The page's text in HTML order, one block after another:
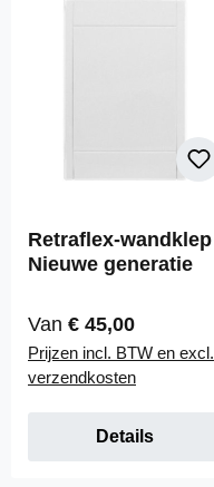
Retraflex-wandklep
Nieuwe generatie
Normale prijs:
Van € 45,00
Prijzen incl. BTW en excl.
verzendkosten
Details